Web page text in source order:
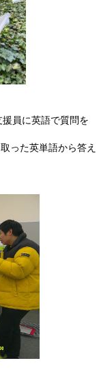
員に英語で質問を
った英単語から答え